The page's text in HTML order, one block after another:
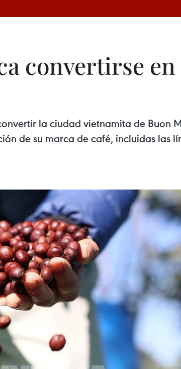
convertirse
la ciudad vietnamita de Buon
de su marca de café, incluidas las